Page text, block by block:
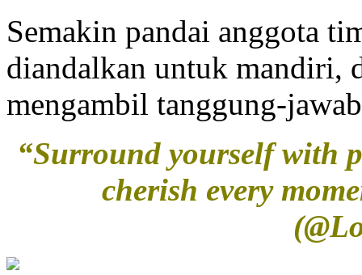
Semakin pandai anggota
diandalkan untuk mandiri,
mengambil tanggung-
“Surround yourself with
cherish every